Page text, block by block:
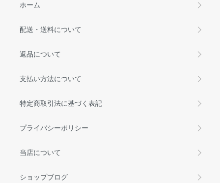
ホーム
配送・送料について
返品について
支払い方法について
特定商取引法に基づく表記
プライバシーポリシー
当店について
ショップブログ